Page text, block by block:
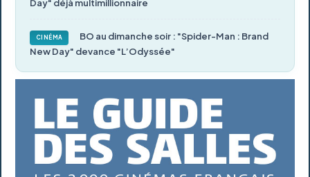
Day" déjà multimillionnaire
CINÉMA
BO au dimanche soir : "Spider-Man : Brand
New Day" devance "L’Odyssée"